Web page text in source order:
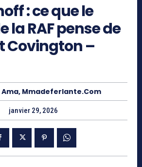
: ce que le
la RAF pense de
Covington –
Ama, Mmadeferlante.com
janvier 29, 2026